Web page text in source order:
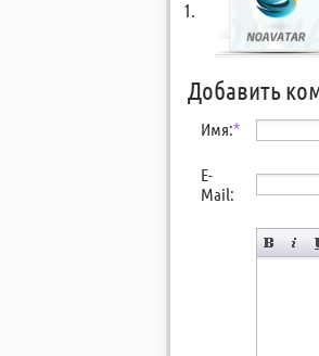
Добавить
Имя:*
E-
Mail: